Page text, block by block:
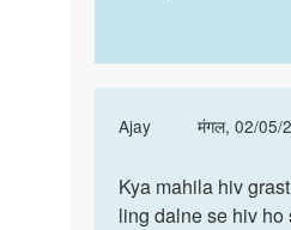
Ajay
मंगल, 02/05/
In
to
Kya
Kya
mahila
Kya mahila hiv
ling dalne se hiv ho